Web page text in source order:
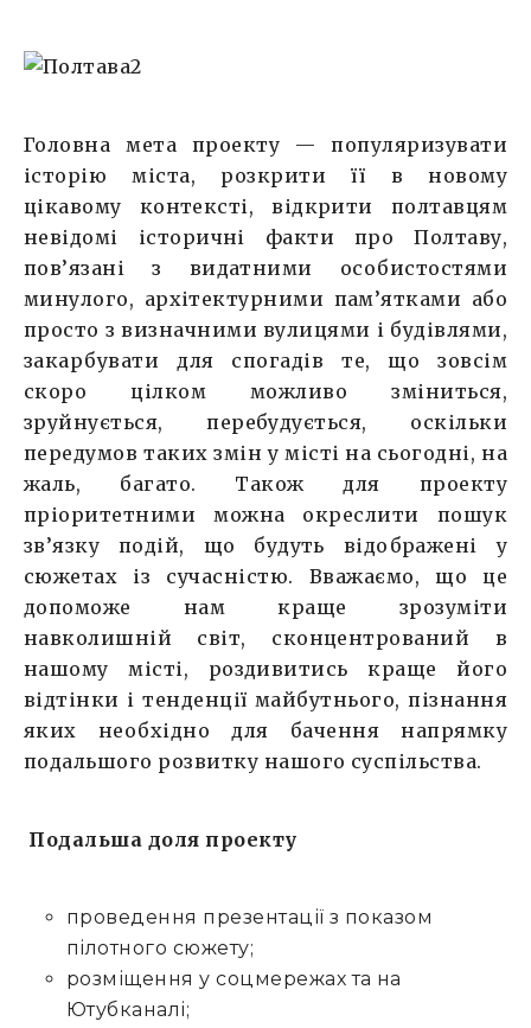
Головна мета проекту — популяризувати
історію міста, розкрити її в новому
цікавому контексті, відкрити полтавцям
невідомі історичні факти про Полтаву,
пов’язані з видатними особистостями
минулого, архітектурними пам’ятками або
просто з визначними вулицями і будівлями,
закарбувати для спогадів те, що зовсім
скоро цілком можливо зміниться,
зруйнується, перебудується, оскільки
передумов таких змін у місті на сьогодні, на
жаль, багато. Також для проекту
пріоритетними можна окреслити пошук
зв’язку подій, що будуть відображені у
сюжетах із сучасністю. Вважаємо, що це
допоможе нам краще зрозуміти
навколишній світ, сконцентрований в
нашому місті, роздивитись краще його
відтінки і тенденції майбутнього, пізнання
яких необхідно для бачення напрямку
подальшого розвитку нашого суспільства.
Подальша доля проекту
проведення презентації з показом
пілотного сюжету;
розміщення у соцмережах та на
Ютубканалі;